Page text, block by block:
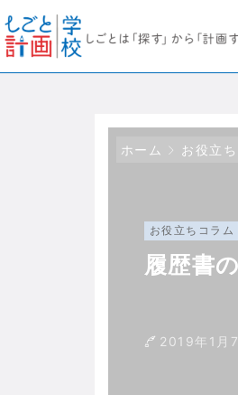
ホーム お役立
お役立ちコラム
履歴書
2019年1月